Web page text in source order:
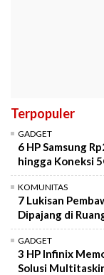
Terpopuler
GADGET
6 HP Samsung
hingga Koneksi
KOMUNITAS
7 Lukisan
Dipajang di
GADGET
3 HP Infinix
Solusi